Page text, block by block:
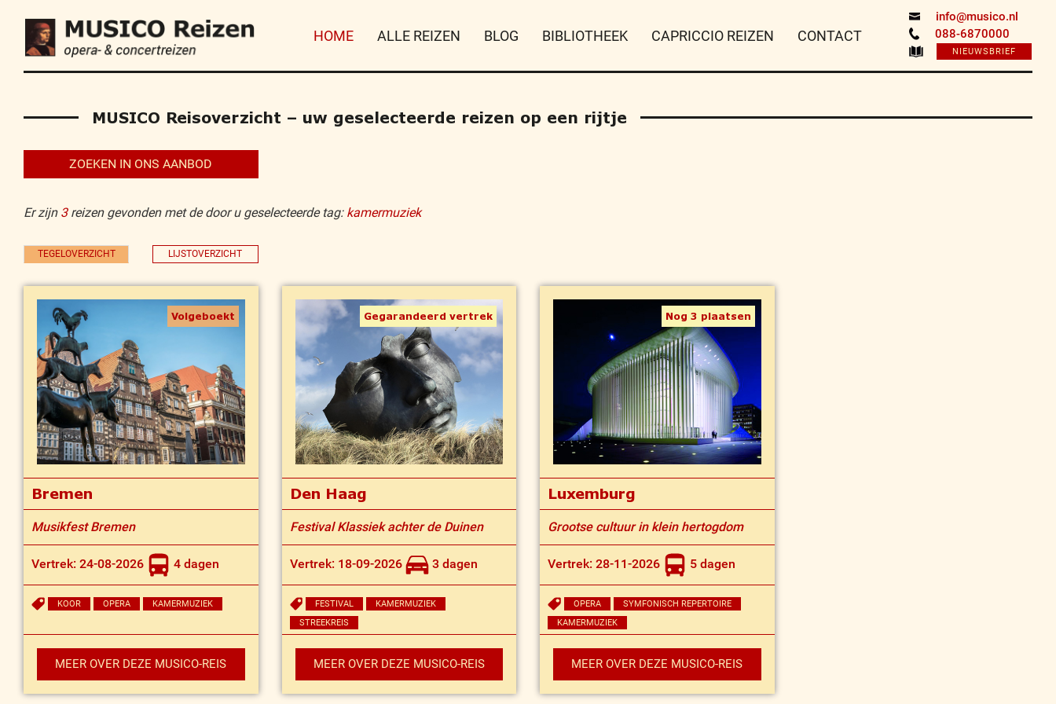
info@musico.nl
088-6870000
NIEUWSBRIEF
HOME ALLE REIZEN BLOG BIBLIOTHEEK CAPRICCIO REIZEN CONTACT
MUSICO Reisoverzicht – uw geselecteerde reizen op een rijtje
ZOEKEN IN ONS AANBOD
Er zijn 3reizen gevonden met de door u geselecteerde tag: kamermuziek
TEGELOVERZICHT LIJSTOVERZICHT
Volgeboekt
Bremen
Musikfest Bremen
Vertrek: 24-08-2026 4 dagen
KOOR OPERA KAMERMUZIEK
MEER OVER DEZE MUSICO-REIS
Gegarandeerd vertrek
Den Haag
Festival Klassiek achter de Duinen
Vertrek: 18-09-2026 3 dagen
FESTIVAL
KAMERMUZIEK
STREEKREIS
MEER OVER DEZE MUSICO-REIS
Nog 3 plaatsen
Luxemburg
Grootse cultuur in klein hertogdom
Vertrek: 28-11-2026 5 dagen
OPERA
SYMFONISCH REPERTOIRE
KAMERMUZIEK
MEER OVER DEZE MUSICO-REIS